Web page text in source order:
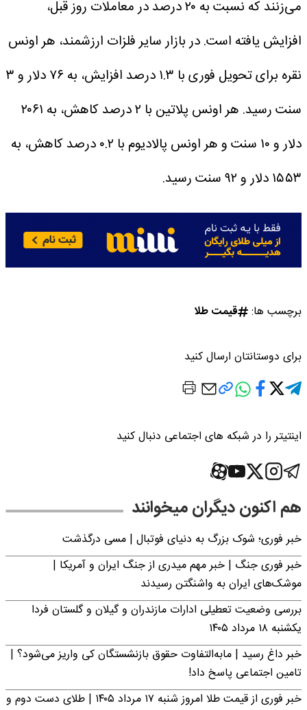
می‌زنند که نسبت به ۲۰ درصد در معاملات روز قبل،
افزایش یافته است.در بازار سایر فلزات ارزشمند، هر اونس
نقره برای تحویل فوری با ۱.۳ درصد افزایش، به ۷۶ دلار و ۳
سنت رسید. هر اونس پلاتین با ۲ درصد کاهش، به ۲۰۶۱
دلار و ۱۰ سنت و هر اونس پالادیوم با ۰.۲ درصد کاهش، به
۱۵۵۳ دلار و ۹۲ سنت رسید.
برچسب ها: قیمت طلا
برای دوستانتان ارسال کنید
اینتیتر را در شبکه های اجتماعی دنبال کنید
هم اکنون دیگران میخوانند
خبر فوری؛‌ شوک بزرگ به دنیای فوتبال | مسی درگذشت
خبر فوری جنگ | خبر مهم میدری از جنگ ایران و آمریکا |
موشک‌های ایران به واشنگتن رسیدند
بررسی وضعیت تعطیلی ادارات مازندران و گیلان و گلستان فردا
یکشنبه ۱۸ مرداد ۱۴۰۵
خبر داغ رسید | مابه‌التفاوت حقوق بازنشستگان کی واریز می‌شود؟ |
تامین اجتماعی پاسخ داد!
خبر فوری از قیمت طلا امروز شنبه ۱۷ مرداد ۱۴۰۵ | طلای دست دوم و